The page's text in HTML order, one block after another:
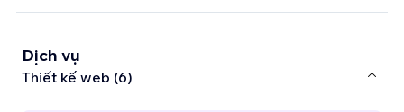
Dịch vụ
Thiết kế web (6)